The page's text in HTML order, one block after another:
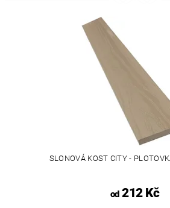
SLONOVÁ KOST CITY -
od212 Kč